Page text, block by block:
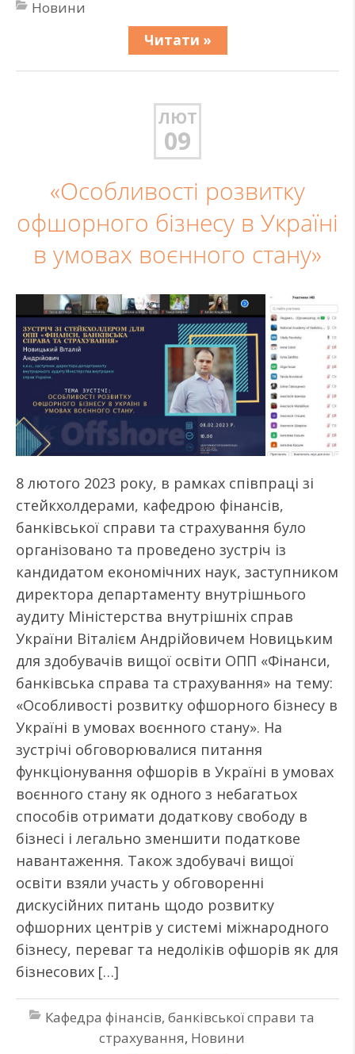
Новини
Читати »
ЛЮТ
09
«Особливості розвитку
офшорного бізнесу в Україні
в умовах воєнного стану»
8 лютого 2023 року, в рамках співпраці зі
стейкхолдерами, кафедрою фінансів,
банківської справи та страхування було
організовано та проведено зустріч із
кандидатом економічних наук, заступником
директора департаменту внутрішнього
аудиту Міністерства внутрішніх справ
України Віталієм Андрійовичем Новицьким
для здобувачів вищої освіти ОПП «Фінанси,
банківська справа та страхування» на тему:
«Особливості розвитку офшорного бізнесу в
Україні в умовах воєнного стану». На
зустрічі обговорювалися питання
функціонування офшорів в Україні в умовах
воєнного стану як одного з небагатьох
способів отримати додаткову свободу в
бізнесі і легально зменшити податкове
навантаження. Також здобувачі вищої
освіти взяли участь у обговоренні
дискусійних питань щодо розвитку
офшорних центрів у системі міжнародного
бізнесу, переваг та недоліків офшорів як для
бізнесових […]
Кафедра фінансів, банківської справи та
страхування, Новини